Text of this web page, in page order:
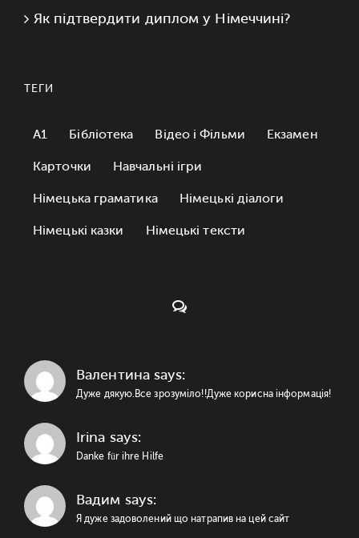
Як підтвердити диплом у Німеччині?
ТЕГИ
A1 Бібліотека Відео і Фільми Екзамен
Карточки Навчальні ігри
Німецька граматика Німецькі діалоги
Німецькі казки Німецькі тексти
Коментарі:
Валентина says:
Дуже дякую.Все зрозуміло!!Дуже корисна інформація!
Irina says:
Danke für ihre Hilfe
Вадим says:
Я дуже задоволений що натрапив на цей сайт